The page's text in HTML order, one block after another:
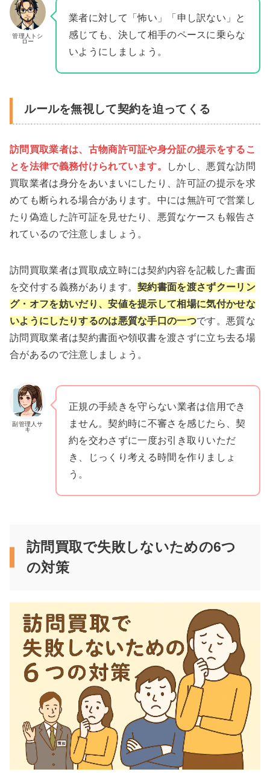
管理人トシ
ロー
業者に対して「怖い」「申し訳ない」と
感じても、決して相手のペースに乗らな
いようにしましょう。
ルールを無視して契約を迫ってくる
訪問買取業者は、 古物商許可証や身分証の提示をするこ
とを法律で義務付けられています。
しかし、悪質な訪問
買取業者は身分をあいまいにしたり、許可証の提示を求
めても断られる場合があります。中には無許可で営業し
たり偽造した許可証を見せたり、悪質なケースも報告さ
れているので注意しましょう。
訪問買取業者は買取成立時には契約内容を記載した書面
を交付する義務があります。契約書面を渡さずクーリン
グ・オフを妨いだり、安値を提示して相場に気付かせな
いようにしたりするのは悪質な手口の一つです。悪質な
訪問買取業者は契約書面や領収書を渡さずに立ち去る場
合があるので注意しましょう。
副管理人サ
キ
正規の手続きを守らない業者は信用でき
ません。契約時に不審さを感じたら、契
約を交わさずに一度お引き取りいただ
き、じっくり考える時間を作りましょ
う。
訪問買取で失敗しないための6つ
の対策